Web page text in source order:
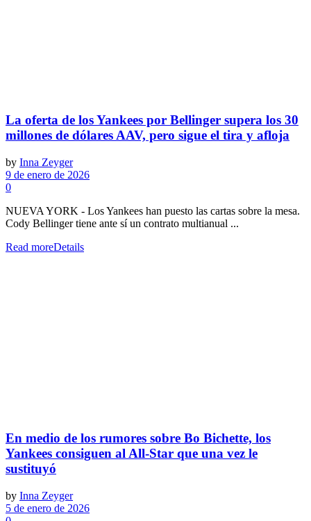
La oferta de los Yankees por Bellinger supera los 30
millones de dólares AAV, pero sigue el tira y afloja
by Inna Zeyger
9 de enero de 2026
0
NUEVA YORK - Los Yankees han puesto las cartas sobre la mesa.
Cody Bellinger tiene ante sí un contrato multianual ...
Read moreDetails
En medio de los rumores sobre Bo Bichette, los
Yankees consiguen al All-Star que una vez le
sustituyó
by Inna Zeyger
5 de enero de 2026